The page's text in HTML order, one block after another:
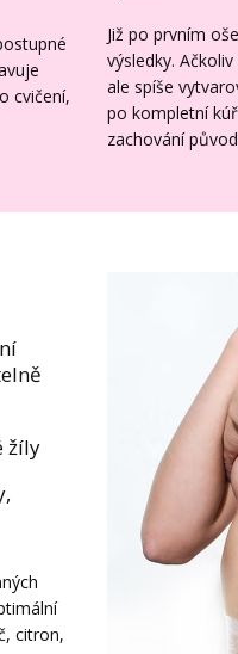
cvičení,
Již po prvním
výsledky.
ale spíše
po kompletní
zachování
žíly
citron,